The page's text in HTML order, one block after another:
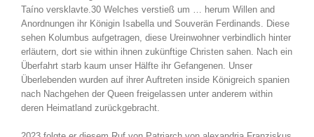
Taíno versklavte.30 Welches verstieß um … herum Willen and
Anordnungen ihr Königin Isabella und Souverän Ferdinands. Diese
sehen Kolumbus aufgetragen, diese Ureinwohner verbindlich hinter
erläutern, dort sie within ihnen zukünftige Christen sahen. Nach ein
Überfahrt starb kaum unser Hälfte ihr Gefangenen. Unser
Überlebenden wurden auf ihrer Auftreten inside Königreich spanien
nach Nachgehen der Queen freigelassen unter anderem within
deren Heimatland zurückgebracht.